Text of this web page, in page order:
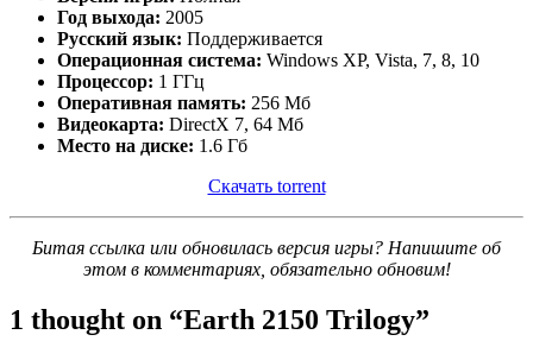
Год выхода: 2005
Русский язык: Поддерживается
Операционная система: Windows XP, Vista, 7, 8, 10
Процессор: 1 ГГц
Оперативная память: 256 Мб
Видеокарта: DirectX 7, 64 Мб
Место на диске: 1.6 Гб
Скачать torrent
Битая ссылка или обновилась версия игры? Напишите об
этом в комментариях, обязательно обновим!
1 thought on “Earth 2150 Trilogy”